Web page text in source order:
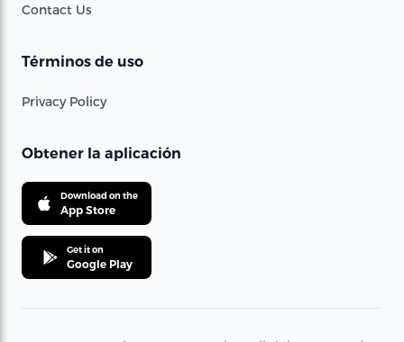
Contact Us
Términos de uso
Privacy Policy
Obtener la aplicación
Download on the
App Store
Get it on
Google Play